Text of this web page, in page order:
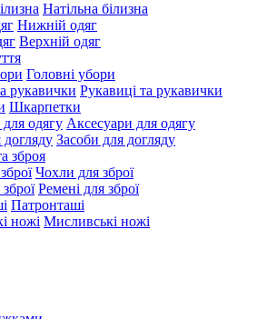
Натільна білизна
Нижній одяг
Верхній одяг
Головні убори
Рукавиці та рукавички
Шкарпетки
Аксесуари для одягу
Засоби для догляду
зброя
Чохли для зброї
Ремені для зброї
Патронташі
Мисливські ножі